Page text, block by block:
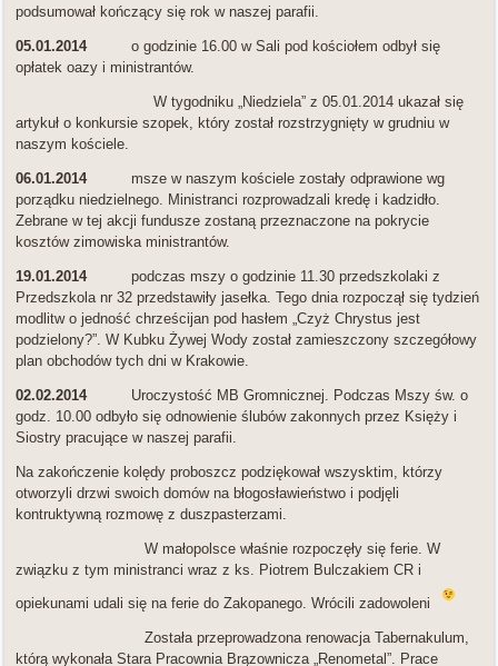
podsumował kończący się rok w naszej parafii.
05.01.2014o godzinie 16.00 w Sali pod kościołem odbył się
opłatek oazy i ministrantów.
W tygodniku „Niedziela” z 05.01.2014 ukazał się
artykuł o konkursie szopek, który został rozstrzygnięty w grudniu w
naszym kościele.
06.01.2014msze w naszym kościele zostały odprawione wg
porządku niedzielnego. Ministranci rozprowadzali kredę i kadzidło.
Zebrane w tej akcji fundusze zostaną przeznaczone na pokrycie
kosztów zimowiska ministrantów.
19.01.2014podczas mszy o godzinie 11.30 przedszkolaki z
Przedszkola nr 32 przedstawiły jasełka. Tego dnia rozpoczął się tydzień
modlitw o jedność chrześcijan pod hasłem „Czyż Chrystus jest
podzielony?”. W Kubku Żywej Wody został zamieszczony szczegółowy
plan obchodów tych dni w Krakowie.
02.02.2014Uroczystość MB Gromnicznej. Podczas Mszy św. o
godz. 10.00 odbyło się odnowienie ślubów zakonnych przez Księży i
Siostry pracujące w naszej parafii.
Na zakończenie kolędy proboszcz podziękował wszysktim, którzy
otworzyli drzwi swoich domów na błogosławieństwo i podjęli
kontruktywną rozmowę z duszpasterzami.
W małopolsce właśnie rozpoczęły się ferie. W
związku z tym ministranci wraz z ks. Piotrem Bulczakiem CR i
opiekunami udali się na ferie do Zakopanego. Wrócili zadowoleni
Została przeprowadzona renowacja Tabernakulum,
którą wykonała Stara Pracownia Brązownicza „Renometal”. Prace